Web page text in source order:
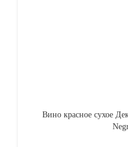
Вино красное сухое